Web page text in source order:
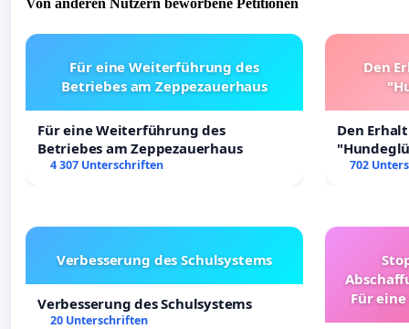
Für eine Weiterführung des
Betriebes am Zeppezauerhaus
Für eine Weiterführung des
Betriebes am Zeppezauerhaus
4 307 Unterschriften
Den
Den
702
Verbesserung des Schulsystems
Verbesserung des Schulsystems
20 Unterschriften
Für